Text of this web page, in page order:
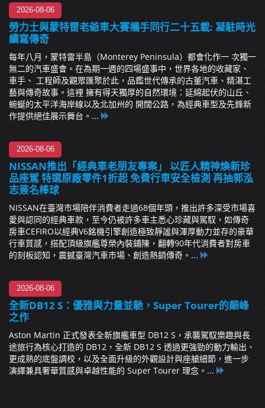
2026-08-06
勞力士與蒙特雷老爺車大賽攜手同行二十五載: 凝駐時光
續寫傳奇
每年八月，蒙特雷半島（Monterey Peninsula）都會化作一 次獨一
無二的汽車盛會。在為期一週的四場盛事中，世界各地的收藏家、
車手、 工程師及觀眾匯聚於此，品鑑世代傳承的古董汽車、精湛工
藝與傳奇故事。這裡 擁有得天獨厚的自然環境：延綿起伏的山丘、
蜿蜒的太平洋海岸線以及北加州的 開闊公路，為經典車型及先鋒新
作提供絕佳展示舞台。...
2026-08-06
NISSAN推出「經典車老朋友專案」 以匠人精神煥新珍
品座駕 特選原廠零件1折起 免費行車安全檢測 再抽郭泓
志簽名棒球
NISSAN在臺灣市場陪伴消費者走過68個年頭，推出許多深受市場喜
愛與認同的經典車款，至今仍被許多車主悉心珍藏與駕馭，如傳奇
房車CEFIRO以經典V6銘機引擎創造極致靜謐與渾厚動力並存的豪華
行車質感，搭配頂級旗艦尊榮內裝鋪陳，翻轉90年代消費者對房車
的刻板認知，震撼臺灣汽車市場、創造熱銷傳奇。...
2026-08-06
全新DB12 S：優雅與力量並馳，Super Tourer的顛峰
之作
Aston Martin 正式發表全新旗艦車型 DB12 S，承襲駕馭樂趣與長
途旅行為核心打造的 DB12，全新 DB12 S 透過更強勁的動力輸出、
更成熟的底盤調校，以及全面升級的外觀設計與座艙細節，進一步
演繹兼具奢華質感與卓越性能的 Super Tourer 理念。...